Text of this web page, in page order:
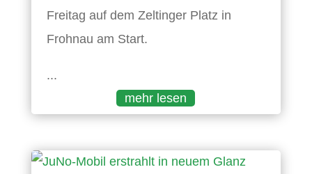
Freitag auf dem Zeltinger Platz in
Frohnau am Start.
...
mehr lesen